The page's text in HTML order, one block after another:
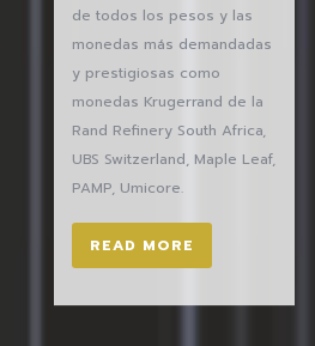
de todos los pesos y las
monedas más demandadas
y prestigiosas como
monedas Krugerrand de la
Rand Refinery South Africa,
UBS Switzerland, Maple Leaf,
PAMP, Umicore.
READ MORE